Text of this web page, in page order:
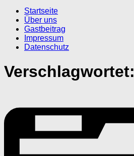
Startseite
Über uns
Gastbeitrag
Impressum
Datenschutz
Verschlagwortet: